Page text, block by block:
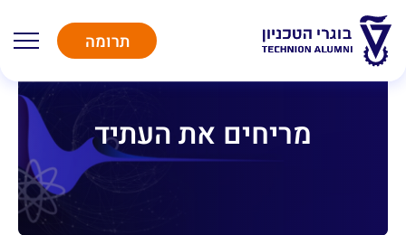
תרומה
מריחים את העתיד